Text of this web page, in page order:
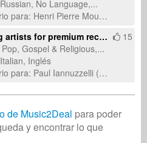
No Language,...
Necesario para: Henri Pierre Mousset (30-ene-2026)
Seeking artists for premium recording & licensing-ready productions
Gospel & Religious,...
Inglés
Necesario para: Paul Iannuzzelli (08-ene-2026)
15
de Music2Deal para poder
y encontrar lo que